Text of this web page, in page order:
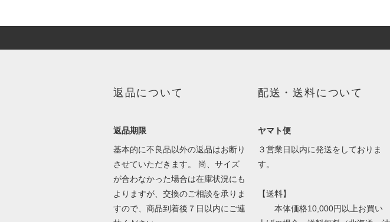
返品について
返品期限
基本的に不良品以外の返品はお断り
させていただきます。 尚、サイズ
が合わなかった場合は在庫状況にも
よりますが、交換のご相談を承りま
すので、商品到着後７日以内にご連
配送・送料について
ヤマト便
３営業日以内に発送をしておりま
す。
【送料】
本体価格10,000円以上お買い